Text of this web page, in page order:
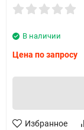
В наличии
Цена по запросу
Избранное